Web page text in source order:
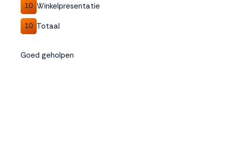
10 Winkelpresentatie
10 Totaal
Goed geholpen